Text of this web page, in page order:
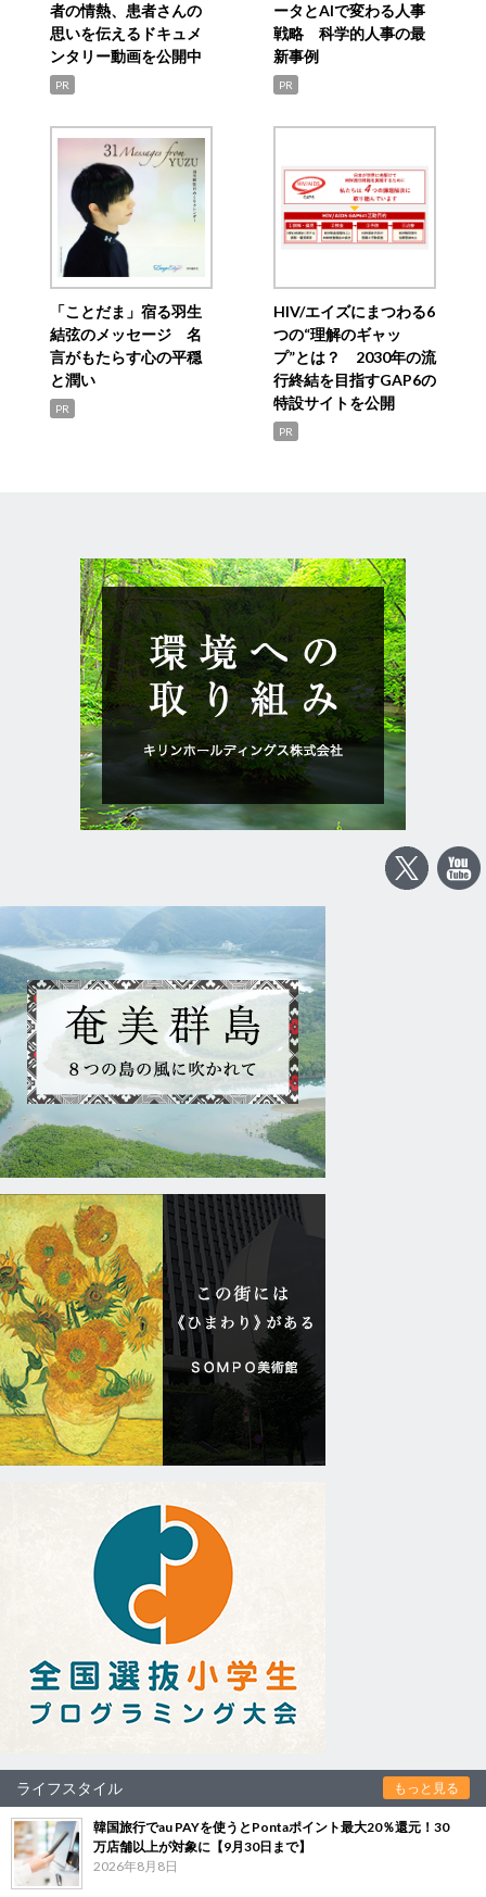
者の情熱、患者さんの
思いを伝えるドキュメ
ンタリー動画を公開中
PR
ータとAIで変わる人事
戦略 科学的人事の最
新事例
PR
「ことだま」宿る羽生
結弦のメッセージ 名
言がもたらす心の平穏
と潤い
PR
HIV/エイズにまつわる6
つの“理解のギャッ
プ”とは？ 2030年の流
行終結を目指すGAP6の
特設サイトを公開
PR
ライフスタイル もっと見る
韓国旅行でau PAYを使うとPontaポイント最大20％還元！30
万店舗以上が対象に【9月30日まで】
2026年8月8日